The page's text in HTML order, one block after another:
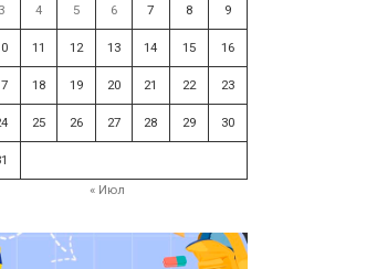
3 4 5 6 7 8 9
11 12 13 14 15 16
18 19 20 21 22 23
25 26 27 28 29 30
« Июл